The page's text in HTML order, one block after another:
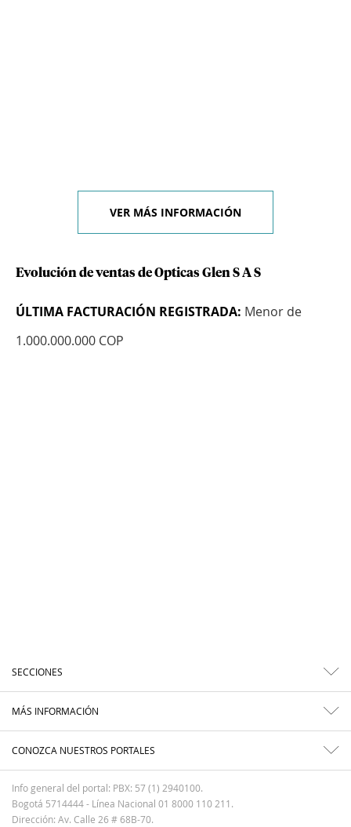
VER MÁS INFORMACIÓN
Evolución de ventas de Opticas Glen S A S
ÚLTIMA FACTURACIÓN REGISTRADA: Menor de
1.000.000.000 COP
SECCIONES
MÁS INFORMACIÓN
CONOZCA NUESTROS PORTALES
Info general del portal: PBX: 57 (1) 2940100.
Bogotá 5714444 - Línea Nacional 01 8000 110 211.
Dirección: Av. Calle 26 # 68B-70.